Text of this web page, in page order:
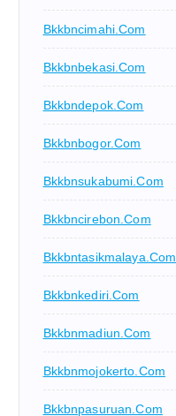
Bkkbncimahi.com
Bkkbnbekasi.com
Bkkbndepok.com
Bkkbnbogor.com
Bkkbnsukabumi.com
Bkkbncirebon.com
Bkkbntasikmalaya.com
Bkkbnkediri.com
Bkkbnmadiun.com
Bkkbnmojokerto.com
Bkkbnpasuruan.com